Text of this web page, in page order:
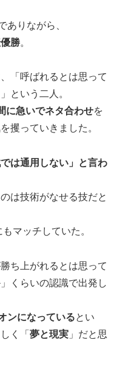
ありながら、
勝。
「呼ばれるとは思って
という二人。
に急いでネタ合わせを
攫っていきました。
は通用しない」と言わ
は技術がなせる技だと
マッチしていた。
ち上がれるとは思って
くらいの認識で出発し
ンになっているとい
く「 夢と現実 」だと思